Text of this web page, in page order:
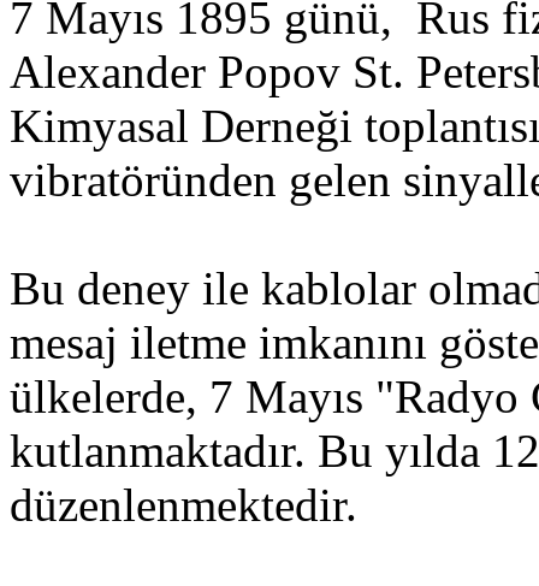
7 Mayıs 1895 günü, Rus
Alexander Popov St.
Kimyasal Derneği
vibratöründen gelen
Bu deney ile kablolar
mesaj iletme imkanını
ülkelerde, 7 Mayıs
kutlanmaktadır. Bu yılda
düzenlenmektedir.